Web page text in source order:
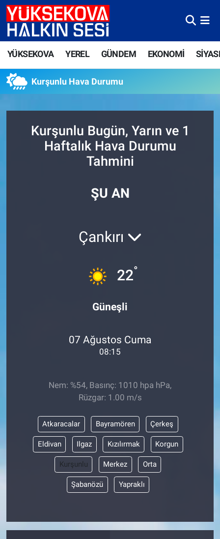
YÜKSEKOVA YEREL GÜNDEM EKONOMİ
Kurşunlu Hava Durumu
Kurşunlu Bugün, Yarın ve 1
Haftalık Hava Durumu
Tahmini
ŞU AN
Çankırı
22°
Güneşli
07 Ağustos Cuma
08:15
Nem: %54, Basınç: 1010 hpa hPa,
Rüzgar: 1.00 m/s
Atkaracalar Bayramören Çerkeş
Eldivan Ilgaz Kızılırmak Korgun
Kurşunlu Merkez Orta
Şabanözü Yapraklı
Yüksekova Nöbetçi Eczaneler
Yüksekova Trafik Yoğunluk Haritası
Süper Lig Puan Durumu ve Fikstür
Tüm Manşetler
Son Dakika Haberleri